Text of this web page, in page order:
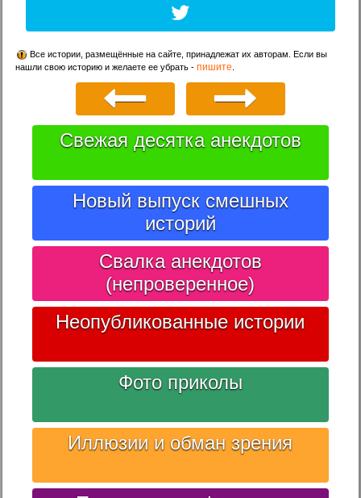
Все истории, размещённые на сайте, принадлежат их авторам. Если вы
нашли свою историю и желаете ее убрать -пишите
Свежая десятка анекдотов
Новый выпуск смешных
историй
Свалка анекдотов
(непроверенное)
Неопубликованные истории
Фото приколы
Иллюзии и обман зрения